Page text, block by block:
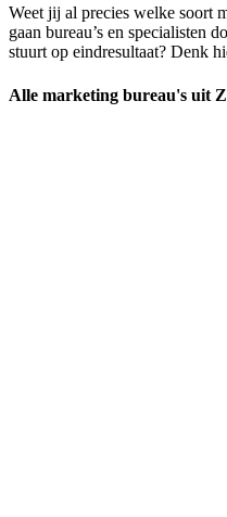
Weet jij al precies welke soort
gaan bureau’s en specialisten
stuurt op eindresultaat? Denk
Alle marketing bureau's uit